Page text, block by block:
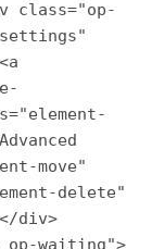
class="op-
move"
delete"
div>